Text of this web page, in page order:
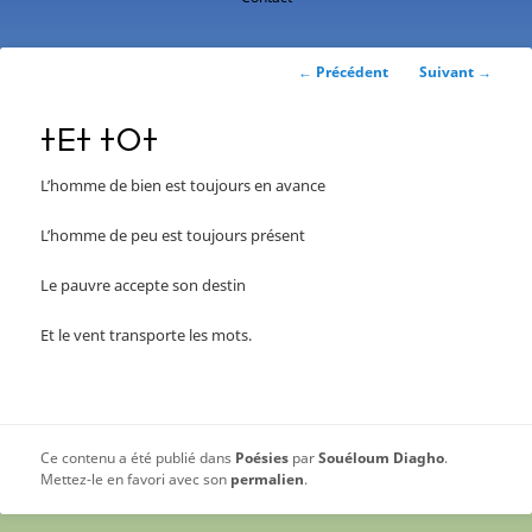
Navigation
← Précédent Suivant →
ⵜⴹⵜ ⵜⵔⵜ
L’homme de bien est toujours en avance
L’homme de peu est toujours présent
Le pauvre accepte son destin
Et le vent transporte les mots.
Ce contenu a été publié dans Poésies parSouéloum Diagho.
Mettez-le en favori avec son permalien.